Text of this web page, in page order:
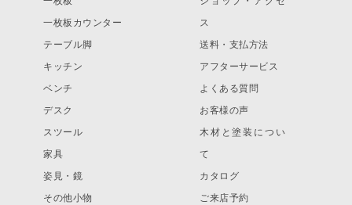
一枚板カウンター
テーブル脚
キッチン
ベンチ
デスク
スツール
家具
姿見・鏡
その他小物
ス
送料・支払方法
アフターサービス
よくある質問
お客様の声
木材と塗装につい
て
カタログ
ご来店予約